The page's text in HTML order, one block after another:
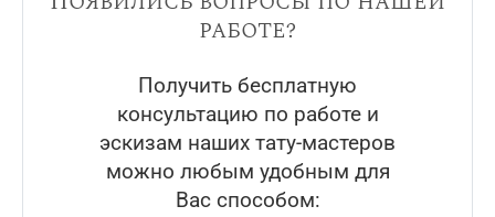
работе?
Получить бесплатную
консультацию по работе и
эскизам наших тату-мастеров
можно любым удобным для
Вас способом: